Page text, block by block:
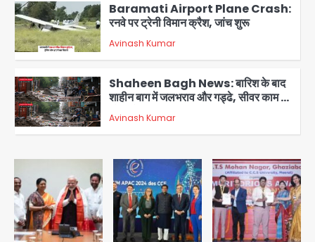
5
Baramati Airport Plane Crash:
रनवे पर ट्रेनी विमान क्रैश, जांच शुरू
Avinash Kumar
1
Shaheen Bagh News: बारिश के बाद
शाहीन बाग में जलभराव और गड्ढे, सीवर काम से
लोग परेशान
Avinash Kumar
2
Zepto Dhoom: ग्रेटर नोएडा के धूम
मानिकपुर Zepto वेयरहाउस में वेतन कटौती
को लेकर 100 से ज्यादा कर्मचारियों का विरोध
प्रदर्शन
Avinash Kumar
Parshvanath Building